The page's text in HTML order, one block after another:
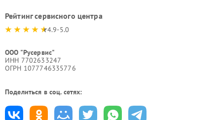
Рейтинг сервисного центра
4.9-5.0
ООО "Русервис"
ИНН 7702633247
ОГРН 1077746335776
Поделиться в соц. сетях: